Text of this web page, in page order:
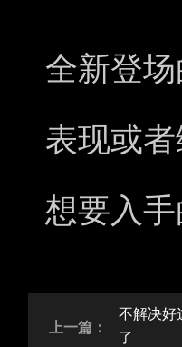
全新登
表现或
想要入
上一篇：
不解决好
了